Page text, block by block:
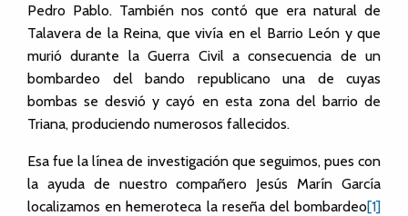
Pedro Pablo. También nos contó que era natural de
Talavera de la Reina, que vivía en el Barrio León y que
murió durante la Guerra Civil a consecuencia de un
bombardeo del bando republicano una de cuyas
bombas se desvió y cayó en esta zona del barrio de
Triana, produciendo numerosos fallecidos.
Esa fue la línea de investigación que seguimos, pues con
la ayuda de nuestro compañero Jesús Marín García
localizamos en hemeroteca la reseña del bombardeo[1]